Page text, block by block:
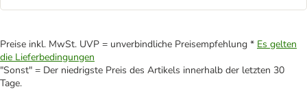
Preise inkl. MwSt. UVP = unverbindliche Preisempfehlung * Es gelten
die Lieferbedingungen
"Sonst" = Der niedrigste Preis des Artikels innerhalb der letzten 30
Tage.